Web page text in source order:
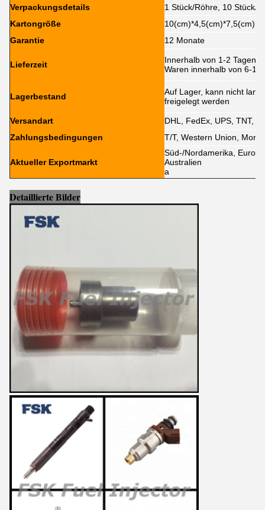
Verpackungsdetails
1 Stück/Röhre, 10 Stück/
Kartongröße
10(cm)*4,5(cm)*7,5(cm)
Garantie
12 Monate
Lieferzeit
Innerhalb von 1-2 Tagen
Waren innerhalb von 6-12
Lagerbestand
Auf Lager, kann nicht
freigelegt werden
Versandart
DHL, FedEx, UPS, TNT,
Zahlungsbedingungen
T/T, Western Union,
Aktueller Exportmarkt
Süd-/Nordamerika,
Australien
a
Detaillierte Bilder